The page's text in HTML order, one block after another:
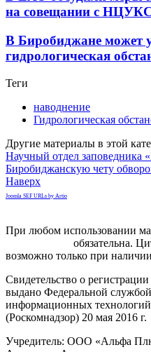
на совещании с
В Биробиджане может
гидрологическая
Теги
наводнение
Гидрологическая
Другие материалы в этой
Научный отдел заповедника
Биробиджанскую чету
Наверх
Joomla SEF URLs by Artio
При любом использовании
обязательна.
возможно только при
Свидетельство о
выдано Федеральной
информационных
(Роскомнадзор) 20 мая 2016 г.
Учредитель: ООО «Альфа